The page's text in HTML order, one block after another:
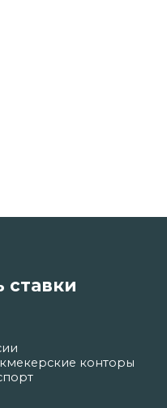
ставки
конторы